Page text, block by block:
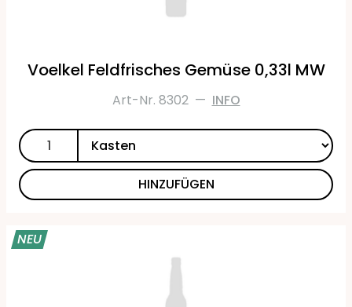
Voelkel Feldfrisches Gemüse 0,33l MW
Art-Nr. 8302 — INFO
HINZUFÜGEN
NEU